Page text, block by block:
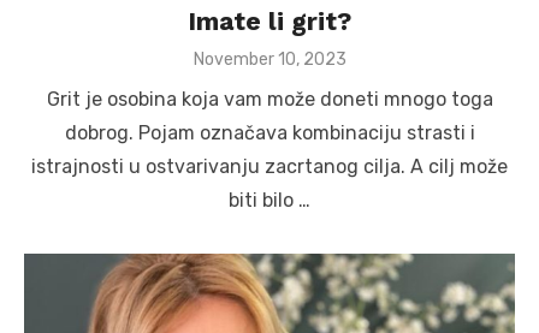
Imate li grit?
Posted
November 10, 2023
Grit je osobina koja vam može doneti mnogo toga
dobrog. Pojam označava kombinaciju strasti i
istrajnosti u ostvarivanju zacrtanog cilja. A cilj može
biti bilo …